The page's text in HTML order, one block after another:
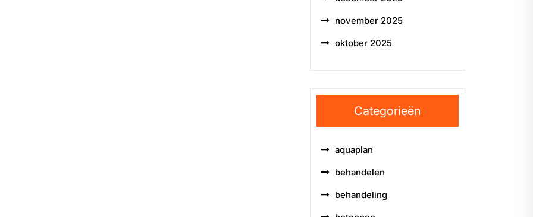
november 2025
oktober 2025
Categorieën
aquaplan
behandelen
behandeling